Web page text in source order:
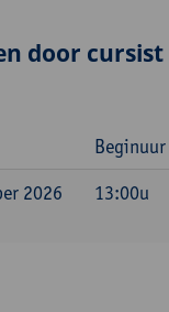
door cursist
Beginuur
2026
13:00u